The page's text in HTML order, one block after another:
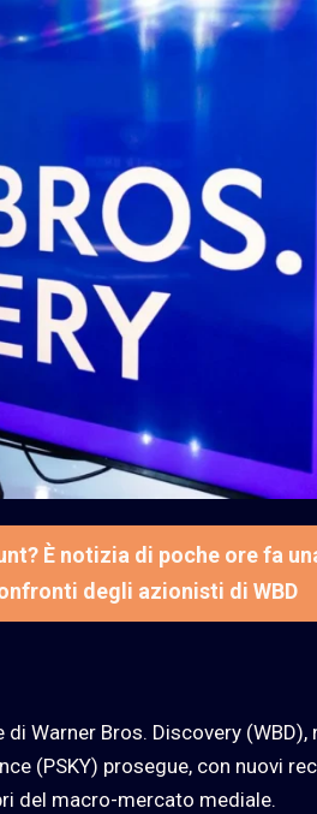
È notizia di poche ore fa
degli azionisti di WBD
Warner Bros. Discovery (WBD),
(PSKY) prosegue, con nuovi
del macro-mercato mediale.